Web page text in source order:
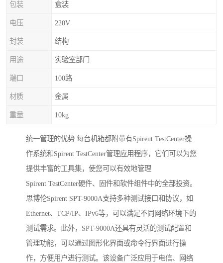
包装 盒装
电压 220V
封装 结构
用途 实验室部门
端口 100路
材质 金属
重量 10kg
统一管理的优势 每台机箱都附带有Spirent TestCenter操
作系统和Spirent TestCenter管理应用程序，它们可以为您
提供丰富的工具集，使您可以有效地管理
Spirent TestCenter硬件、固件和软件组件中的全部投资。
思博伦Spirent SPT-9000A支持多种测试接口和协议，如
Ethernet、TCP/IP、IPv6等，可以满足不同网络环境下的
测试需求。此外，SPT-9000A还具有灵活的测试配置和
管理功能，可以通过图形化界面或命令行界面进行操
作，方便用户进行测试。该设备广泛应用于电信、网络